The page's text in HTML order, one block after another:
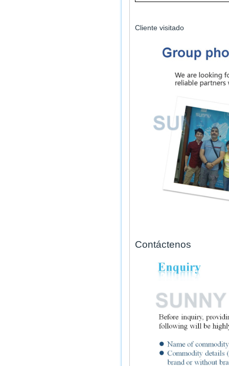
Cliente visitado
Contáctenos